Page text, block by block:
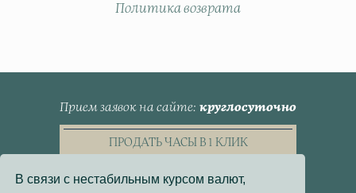
Политика возврата
Прием заявок на сайте круглосуточно
ПРОДАТЬ ЧАСЫ В 1 КЛИК
В связи с нестабильным курсом валют,